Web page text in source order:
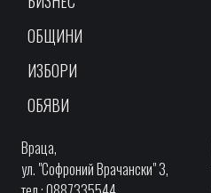
ОБЩИНИ
ИЗБОРИ
ОБЯВИ
Враца,
ул. "Софроний Врачански" 3,